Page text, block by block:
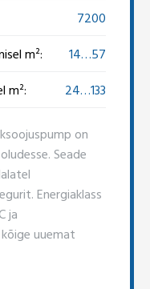
7200
m²:
14…57
m²:
24…133
on
Seade
Energiaklass
ja
uuemat